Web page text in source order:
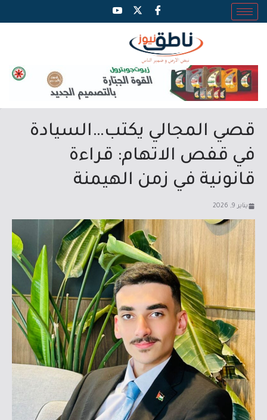
قصي المجالي يكتب…السيادة
في قفص الاتهام: قراءة
قانونية في زمن الهيمنة
يناير 9, 2026